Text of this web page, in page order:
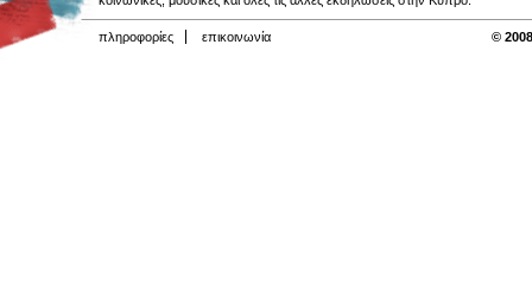
πληροφορίες επικοινωνία ©